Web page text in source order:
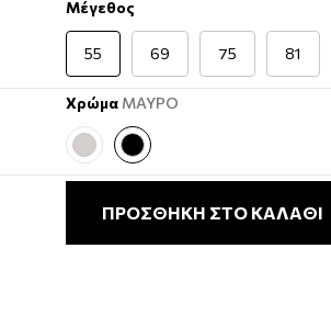
Μέγεθος
55 69 75 81
Χρώμα ΜΑΥΡΟ
ΠΡΟΣΘΗΚΗ ΣΤΟ ΚΑΛΑΘΙ